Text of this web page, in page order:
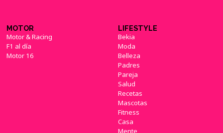
MOTOR
Motor & Racing
F1 al día
Motor 16
LIFESTYLE
Bekia
Moda
Belleza
Padres
Pareja
Salud
Recetas
Mascotas
Fitness
Casa
Mente